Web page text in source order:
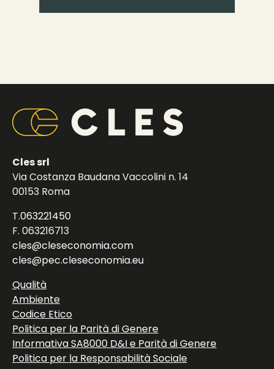
Cles srl
Via Costanza Baudana Vaccolini n. 14
00153 Roma
T.063221450
F. 063216713
cles@cleseconomia.com
cles@pec.cleseconomia.eu
Qualità
Ambiente
Codice Etico
Politica per la Parità di Genere
Informativa SA8000 D&I e Parità di Genere
Politica per la Responsabilità Sociale